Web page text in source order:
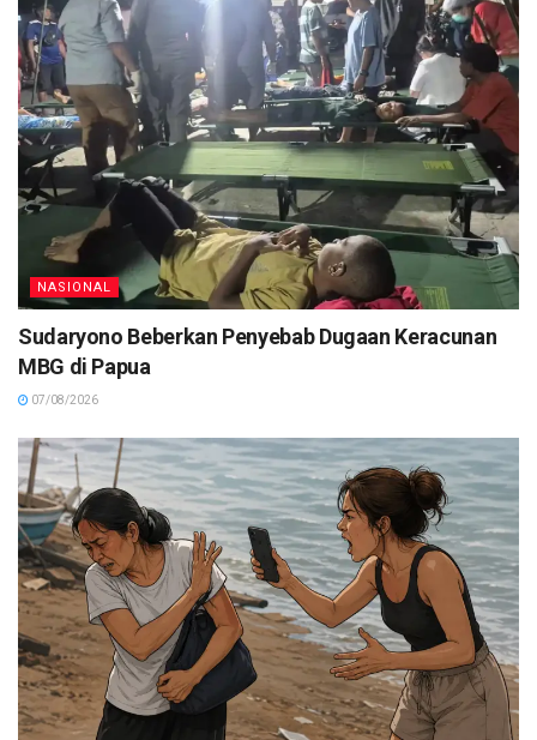
NASIONAL
Sudaryono Beberkan Penyebab Dugaan Keracunan
MBG di Papua
07/08/2026